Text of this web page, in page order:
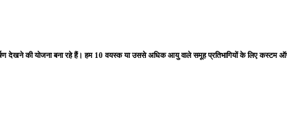
की योजना बना रहे हैं। हम 10 वयस्क या उससे अधिक आयु वाले समूह प्रतिभागियों के लिए कस्टम